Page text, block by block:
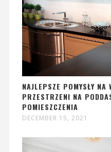
NAJLEPSZE POMYSŁY NA
PRZESTRZENI NA
POMIESZCZENIA
DECEMBER 15, 2021